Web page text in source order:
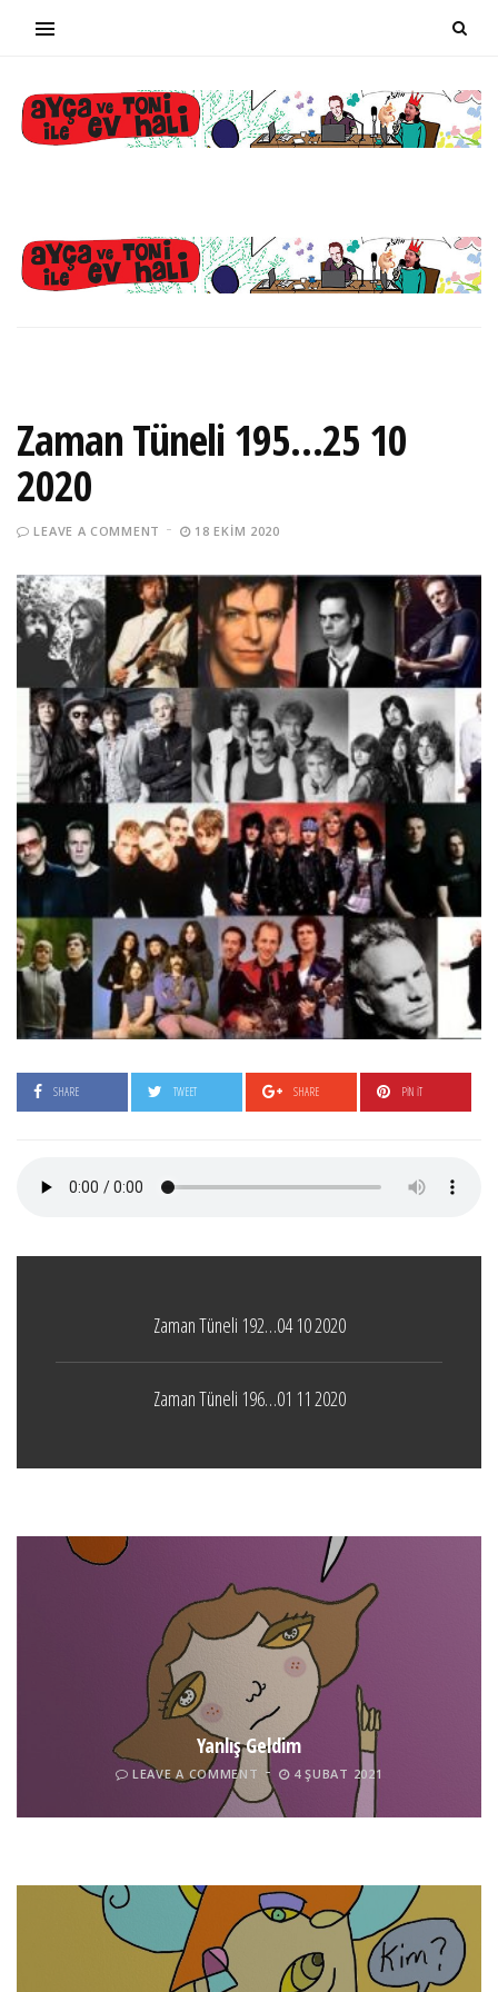
Zaman Tüneli 195…25 10
2020
LEAVE A COMMENT 18 EKIM 2020
SHARE TWEET SHARE PIN IT
Zaman Tüneli 192…04 10 2020
Zaman Tüneli 196…01 11 2020
Yanlış Geldim
LEAVE A COMMENT 4 ŞUBAT 2021
Tel İnsan
LEAVE A COMMENT 4 ŞUBAT 2021